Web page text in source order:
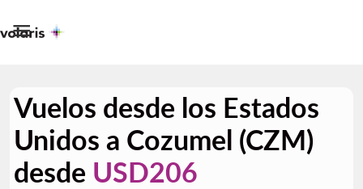

Vuelos desde los Estados
Unidos a Cozumel (CZM)
desde USD206